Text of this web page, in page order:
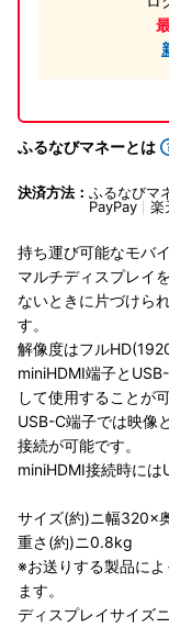
ふるなびマネーとは
決済方法： ふるなびマ
PayPay
楽
持ち運び可能なモバ
マルチディスプレイ
ないときに片づけら
す。
解像度はフル
miniHDMI端子と
して使用することが
USB-C端子では映像
接続が可能です。
miniHDMI接続時には
サイズ(約)ニ幅320×
重さ(約)ニ0.8kg
※お送りする製品に
ます。
ディスプレイサイズ